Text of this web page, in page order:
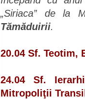
„Siriaca” de la
Tămăduirii.
20.04 Sf. Teotim,
24.04 Sf.
Mitropoliţii